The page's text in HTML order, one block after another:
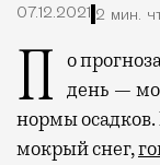
07.12.2021 2 мин.
По прогнозам синоптиков, мести будет целый день —
нормы
мокрый снег,